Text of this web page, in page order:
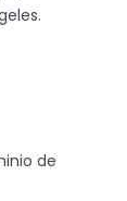
de